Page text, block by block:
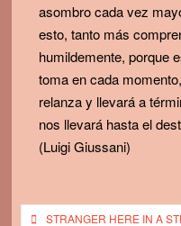
asombro cada vez
esto, tanto más
humildemente, porque
toma en cada
relanza y llevará a
nos llevará hasta el
(Luigi Giussani)
PostSTRANGER HERE IN A